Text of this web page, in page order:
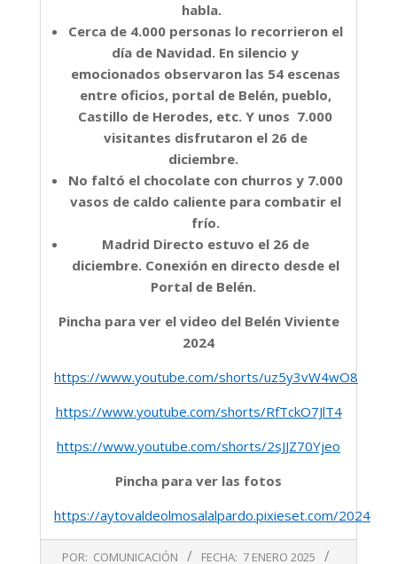
habla.
Cerca de 4.000 personas lo recorrieron el
día de Navidad. En silencio y
emocionados observaron las 54 escenas
entre oficios, portal de Belén, pueblo,
Castillo de Herodes, etc. Y unos 7.000
visitantes disfrutaron el 26 de
diciembre.
No faltó el chocolate con churros y 7.000
vasos de caldo caliente para combatir el
frío.
Madrid Directo estuvo el 26 de
diciembre. Conexión en directo desde el
Portal de Belén.
Pincha para ver el video del Belén Viviente
2024
https://www.youtube.com/shorts/uz5y3vW4wO8
https://www.youtube.com/shorts/RfTckO7JlT4
https://www.youtube.com/shorts/2sJJZ70Yjeo
Pincha para ver las fotos
https://aytovaldeolmosalalpardo.pixieset.com/
POR: COMUNICACIÓN FECHA: 7 ENERO 2025